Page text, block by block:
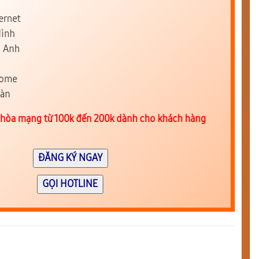
Anh
mạng từ 100k đến 200k dành cho khách hàng
ĐĂNG KÝ NGAY
GỌI HOTLINE